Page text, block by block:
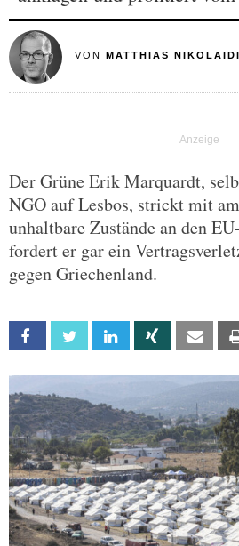
VON MATTHIAS
Der Grüne Erik Marquardt,
NGO auf Lesbos, strickt mit
unhaltbare Zustände an den
fordert er gar ein
gegen Griechenland.
Facebook Twitter Linkedin Xing Email